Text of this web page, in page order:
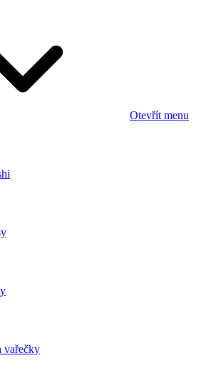
Otevřít menu
vařečky